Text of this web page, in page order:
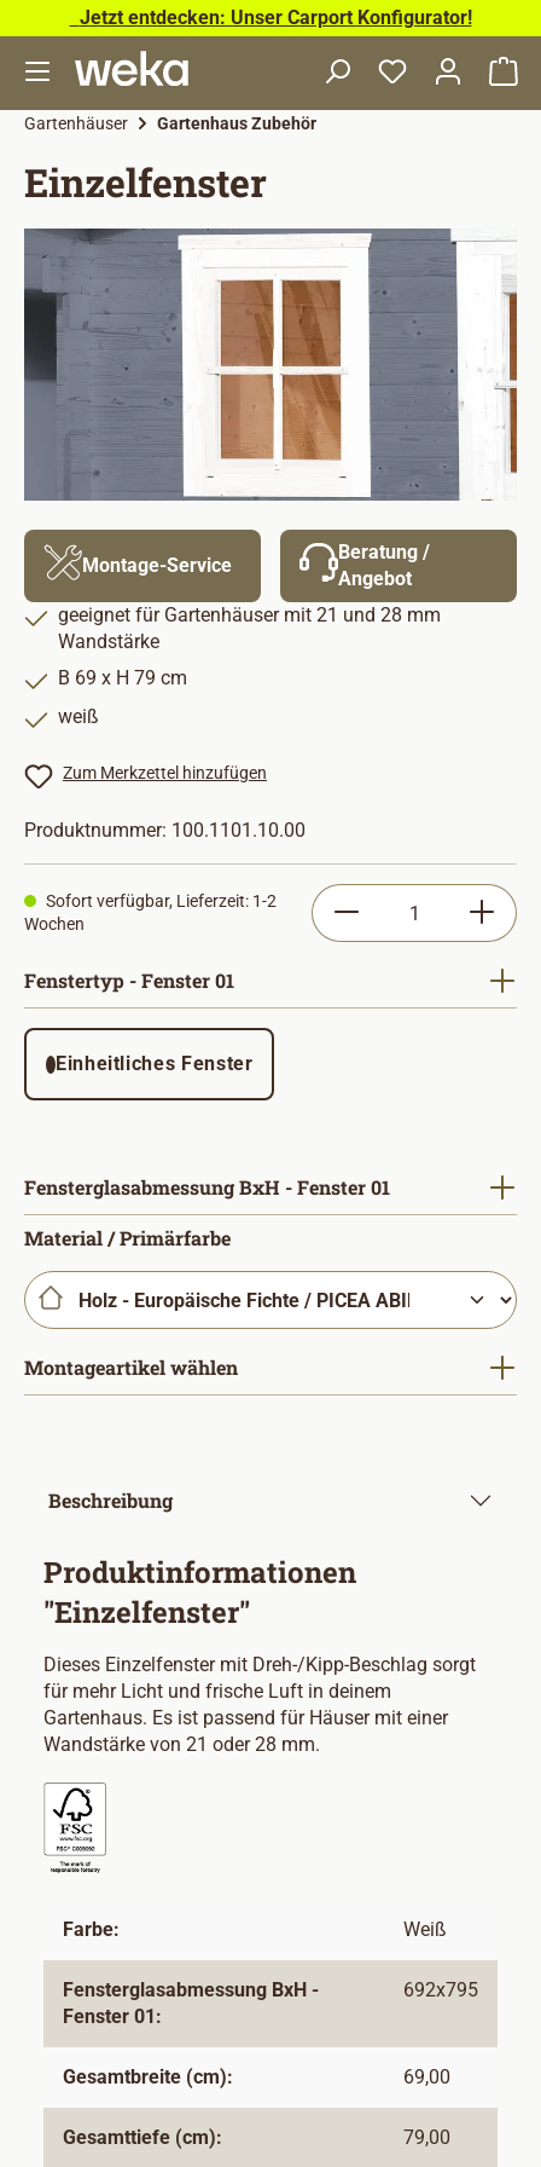
Zum Hauptinhalt springen
Jetzt entdecken: Unser Carport Konfigurator!
Gartenhäuser Gartenhaus Zubehör
Einzelfenster
Bildergalerie überspringen
Montage-Service
Beratung /
Angebot
geeignet für Gartenhäuser mit 21 und 28 mm
Wandstärke
B 69 x H 79 cm
weiß
Zum Merkzettel hinzufügen
Produktnummer: 100.1101.10.00
Sofort verfügbar, Lieferzeit: 1-2
Wochen
Produkt Anzahl:
Fenstertyp - Fenster 01
Einheitliches Fenster
Fensterglasabmessung BxH - Fenster 01 auswählen
Material / Primärfarbeauswählen
Montageartikel wählen
Beschreibung
Produktinformationen
"Einzelfenster"
Dieses Einzelfenster mit Dreh-/Kipp-Beschlag sorgt
für mehr Licht und frische Luft in deinem
Gartenhaus. Es ist passend für Häuser mit einer
Wandstärke von 21 oder 28 mm.
Farbe: Weiß
Fensterglasabmessung BxH -
Fenster 01:
692x795
Gesamtbreite (cm): 69,00
Gesamttiefe (cm): 79,00